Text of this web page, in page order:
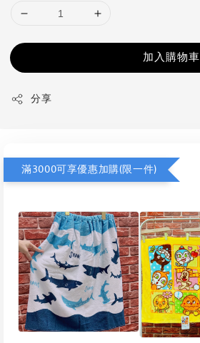
加入購物車
分享
滿3000可享優惠加購(限一件)